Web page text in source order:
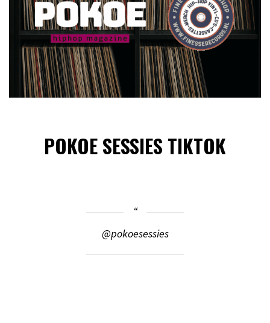
POKOE SESSIES TIKTOK
@pokoesessies